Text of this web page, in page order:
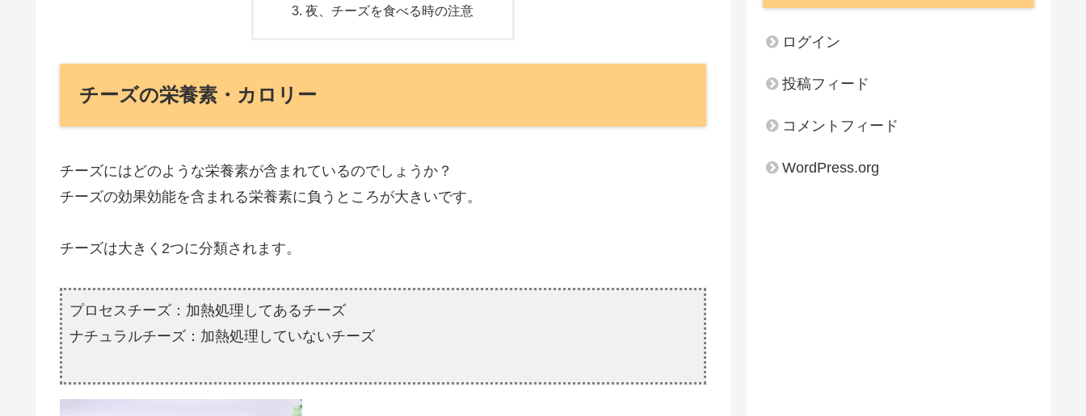
夜、チーズを食べる時の注意
チーズの栄養素・カロリー
チーズにはどのような栄養素が含まれているのでしょうか？
チーズの効果効能を含まれる栄養素に負うところが大きいです。
チーズは大きく2つに分類されます。
プロセスチーズ：加熱処理してあるチーズ
ナチュラルチーズ：加熱処理していないチーズ
ログイン
投稿フィード
コメントフィード
WordPress.org